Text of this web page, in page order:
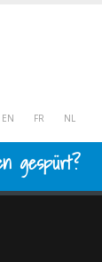
EN FR NL
gespürt?